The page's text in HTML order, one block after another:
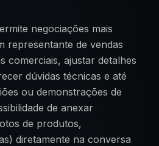
negociações mais
representante de vendas
comerciais, ajustar detalhes
dúvidas técnicas e até
ou demonstrações de
de anexar
de produtos,
diretamente na conversa